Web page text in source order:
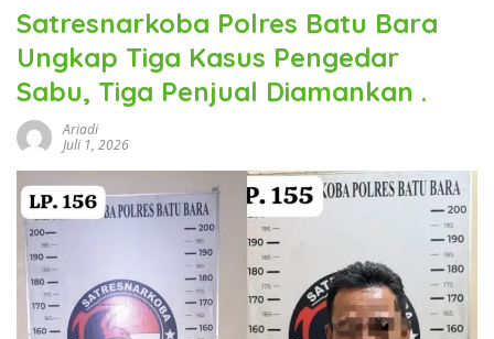
Satresnarkoba Polres Batu Bara
Ungkap Tiga Kasus Pengedar
Sabu, Tiga Penjual Diamankan .
Ariadi
Juli 1, 2026